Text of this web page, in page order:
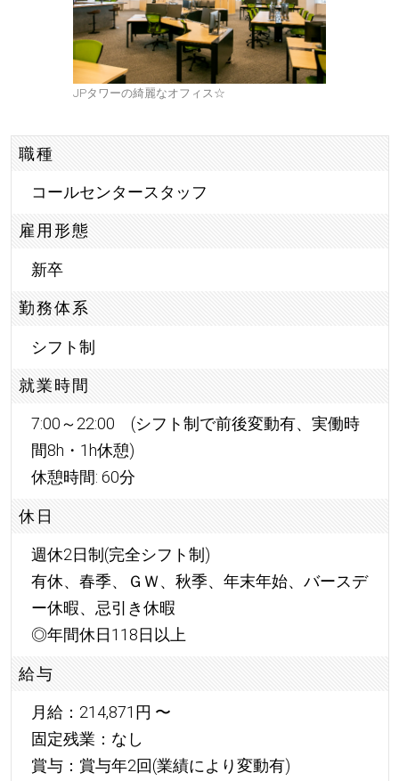
JPタワーの綺麗なオフィス☆
職種
コールセンタースタッフ
雇用形態
新卒
勤務体系
シフト制
就業時間
7:00～22:00 (シフト制で前後変動有、実働時
間8h・1h休憩)
休憩時間: 60分
休日
週休2日制(完全シフト制)
有休、春季、ＧＷ、秋季、年末年始、バースデ
ー休暇、忌引き休暇
◎年間休日118日以上
給与
月給：214,871円 〜
固定残業：なし
賞与：賞与年2回(業績により変動有)